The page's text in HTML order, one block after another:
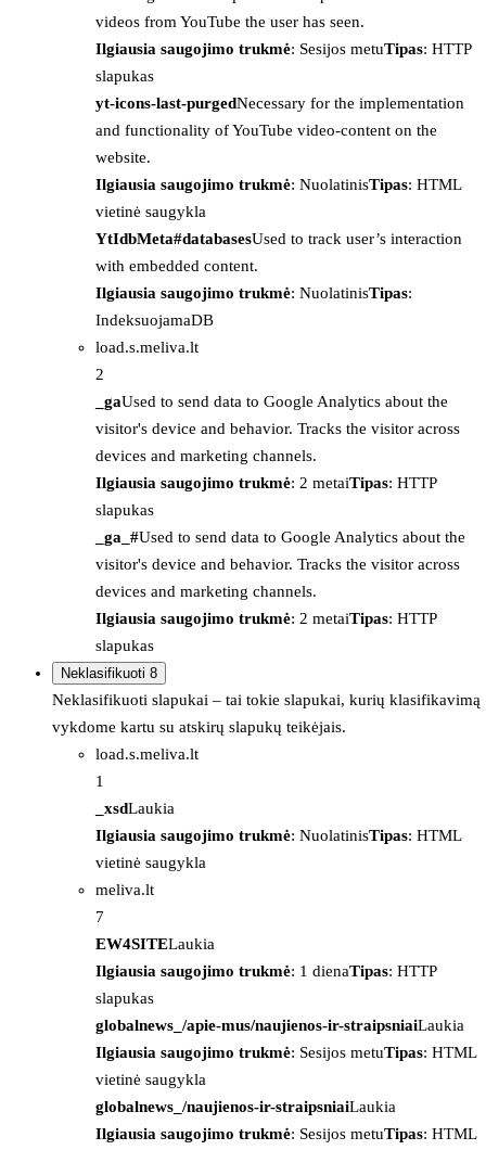
videos from YouTube the user has seen.
Ilgiausia saugojimo trukmė: Sesijos metuTipas: HTTP
slapukas
yt-icons-last-purgedNecessary for the implementation
and functionality of YouTube video-content on the
website.
Ilgiausia saugojimo trukmė: NuolatinisTipas: HTML
vietinė saugykla
YtIdbMeta#databasesUsed to track user’s interaction
with embedded content.
Ilgiausia saugojimo trukmė: NuolatinisTipas:
IndeksuojamaDB
load.s.meliva.lt
2
_gaUsed to send data to Google Analytics about the
visitor's device and behavior. Tracks the visitor across
devices and marketing channels.
Ilgiausia saugojimo trukmė: 2 metaiTipas: HTTP
slapukas
_ga_#Used to send data to Google Analytics about the
visitor's device and behavior. Tracks the visitor across
devices and marketing channels.
Ilgiausia saugojimo trukmė: 2 metaiTipas: HTTP
slapukas
Neklasifikuoti 8
Neklasifikuoti slapukai – tai tokie slapukai, kurių klasifikavimą
vykdome kartu su atskirų slapukų teikėjais.
load.s.meliva.lt
1
_xsdLaukia
Ilgiausia saugojimo trukmė: NuolatinisTipas: HTML
vietinė saugykla
meliva.lt
7
EW4SITELaukia
Ilgiausia saugojimo trukmė: 1 dienaTipas: HTTP
slapukas
globalnews_/apie-mus/naujienos-ir-straipsniaiLaukia
Ilgiausia saugojimo trukmė: Sesijos metuTipas: HTML
vietinė saugykla
globalnews_/naujienos-ir-straipsniaiLaukia
Ilgiausia saugojimo trukmė: Sesijos metuTipas: HTML